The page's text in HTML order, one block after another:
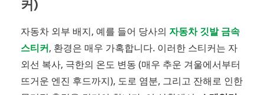
커)
자동차 외부 배지, 예를 들어 당사의 자동차 깃발 금속
스티커, 환경은 매우 가혹합니다. 이러한 스티커는 자
외선 복사, 극한의 온도 변동 (매우 추운 겨울에서부터
뜨거운 엔진 후드까지), 도로 염분, 그리고 잔해로 인한